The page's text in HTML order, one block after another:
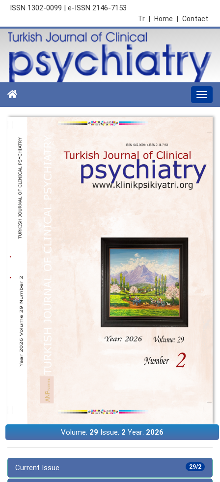
ISSN 1302-0099 | e-ISSN 2146-7153
Contact
Home
Tr
Volume: 29Issue: 2 Year: 2026
29/2
Current Issue